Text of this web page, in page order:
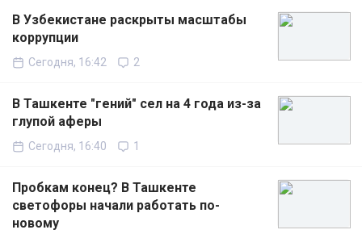
В Узбекистане раскрыты масштабы
коррупции
Сегодня, 16:42 2
В Ташкенте "гений" сел на 4 года из-за
глупой аферы
Сегодня, 16:40 1
Пробкам конец? В Ташкенте
светофоры начали работать по-
новому